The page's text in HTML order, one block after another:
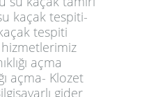
kaçak tespiti-
tespiti
hizmetlerimiz
açma
açma- Klozet
gider